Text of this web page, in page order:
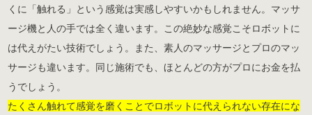
くに「触れる」という感覚は実感しやすいかもしれません。マッサ
ージ機と人の手では全く違います。この絶妙な感覚こそロボットに
は代えがたい技術でしょう。また、素人のマッサージとプロのマッ
サージも違います。同じ施術でも、ほとんどの方がプロにお金を払
うでしょう。
たくさん触れて感覚を磨くことでロボットに代えられない存在にな